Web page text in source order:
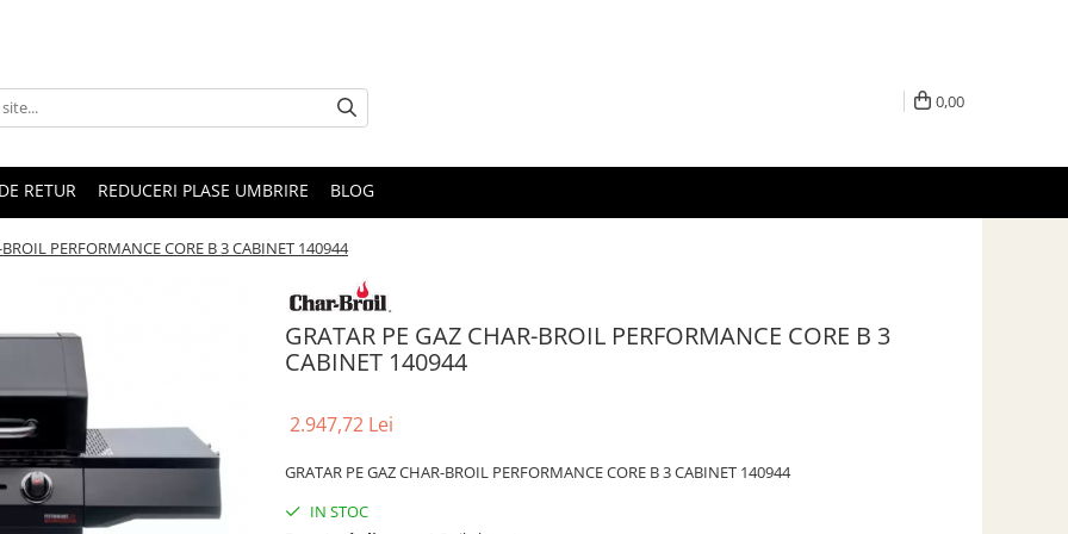
0,00
RETUR REDUCERI PLASE UMBRIRE BLOG
PERFORMANCE CORE B 3 CABINET 140944
GRATAR PE GAZ CHAR-BROIL PERFORMANCE CORE B 3
CABINET 140944
2.947,72 Lei
GRATAR PE GAZ CHAR-BROIL PERFORMANCE CORE B 3 CABINET 140944
IN STOC